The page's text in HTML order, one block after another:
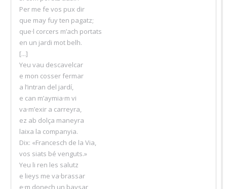
Per me fe vos pux dir
que may fuy ten pagatz;
que·l corcers m’ach portats
en un jardi mot belh.
[...]
Yeu vau descavelcar
e mon cosser fermar
a l’intran del jardí,
e can m’aymia·m vi
va·m’exir a carreyra,
ez ab dolça maneyra
laixa la companyia.
Dix: «Francesch de la Via,
vos siats bé venguts.»
Yeu li ren les salutz
e lieys me va·brassar
e·m donech un baysar